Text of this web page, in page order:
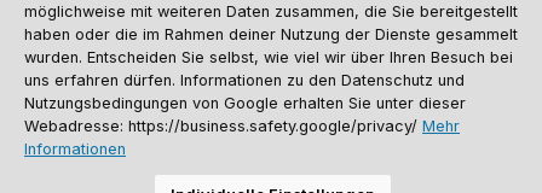
Kundenservice
Informationen
Social Media und Kontakt
Versandinformationen
Batterieentsorgung
Warenrücksendung Sporthund Katalog
möglichweise mit weiteren Daten zusammen, die Sie bereitgestellt
haben oder die im Rahmen deiner Nutzung der Dienste gesammelt
wurden. Entscheiden Sie selbst, wie viel wir über Ihren Besuch bei
uns erfahren dürfen. Informationen zu den Datenschutz und
Nutzungsbedingungen von Google erhalten Sie unter dieser
Webadresse: https://business.safety.google/privacy/ Mehr
Informationen